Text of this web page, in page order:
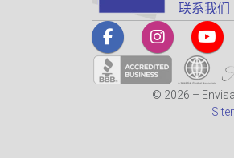
联系我们
© 2026 –